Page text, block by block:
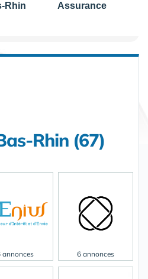
Rhin
Assurance
Rhin (67)
annonces 6 annonces